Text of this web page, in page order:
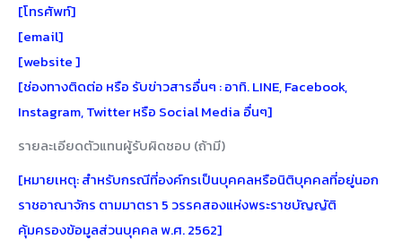
[โทรศัพท์]
[email]
[website ]
[ช่องทางติดต่อ หรือ รับข่าวสารอื่นๆ : อาทิ. LINE, Facebook,
Instagram, Twitter หรือ Social Media อื่นๆ]
รายละเอียดตัวแทนผู้รับผิดชอบ (ถ้ามี)
[หมายเหตุ: สำหรับกรณีที่องค์กรเป็นบุคคลหรือนิติบุคคลที่อยู่นอก
ราชอาณาจักร ตามมาตรา 5 วรรคสองแห่งพระราชบัญญัติ
คุ้มครองข้อมูลส่วนบุคคล พ.ศ. 2562]